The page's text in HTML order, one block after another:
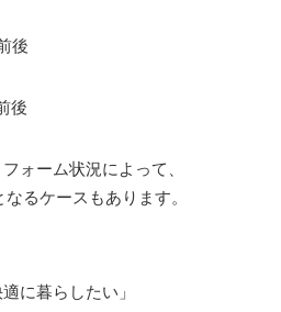
後
後
ォーム状況によって、
るケースもあります。
に暮らしたい」